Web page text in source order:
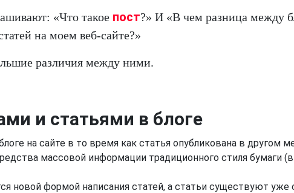
«Что такое пост?» И «В чем разница между
на моем веб-сайте?»
различия между ними.
и статьями в блоге
на сайте в то время как статья опубликована в другом
массовой информации традиционного стиля бумаги
новой формой написания статей, а статьи существуют уже